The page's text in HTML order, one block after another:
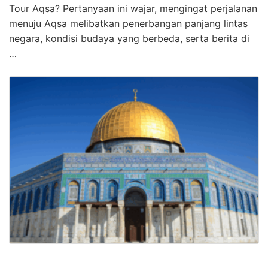
Tour Aqsa? Pertanyaan ini wajar, mengingat perjalanan
menuju Aqsa melibatkan penerbangan panjang lintas
negara, kondisi budaya yang berbeda, serta berita di
…